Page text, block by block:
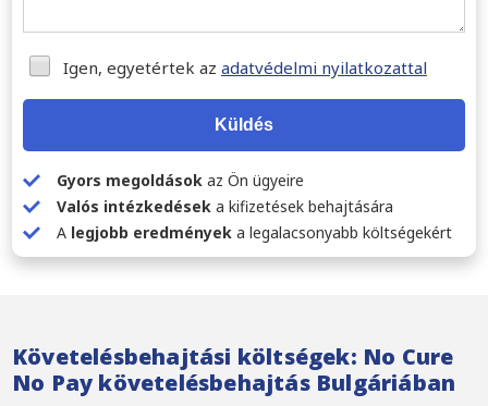
Igen, egyetértek az adatvédelmi nyilatkozattal
Küldés
Gyors megoldások az Ön ügyeire
Valós intézkedések a kifizetések behajtására
A legjobb eredmények a legalacsonyabb költségekért
Követelésbehajtási költségek: No Cure
No Pay követelésbehajtás Bulgáriában